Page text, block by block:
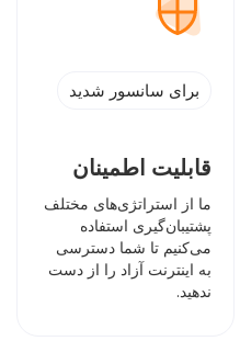
برای سانسور شدید
قابلیت اطمینان
ما از استراتژی‌های مختلف
پشتیبان‌گیری استفاده
می‌کنیم تا شما دسترسی
به اینترنت آزاد را از دست
ندهید.